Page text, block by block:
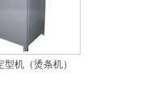
机（烫条机）